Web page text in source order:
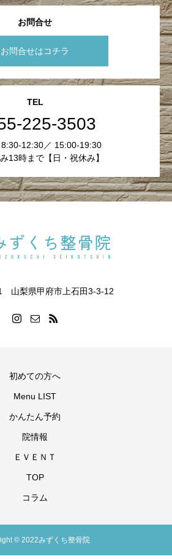
お問合せ
お問合せはコチラ
TEL
225-3503
8:30-12:30／ 15:00-19:30
13時まで【日・祝休み】
山梨県甲府市上石田3-3-12
初めての方へ
Menu LIST
かんたん予約
院情報
ＥＶＥＮＴ
TOP
コラム
© 2022みずくち整骨院